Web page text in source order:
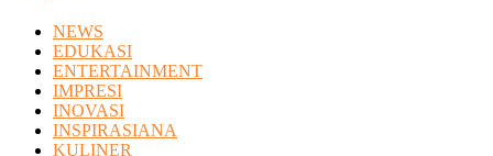
NEWS
EDUKASI
ENTERTAINMENT
IMPRESI
INOVASI
INSPIRASIANA
KULINER